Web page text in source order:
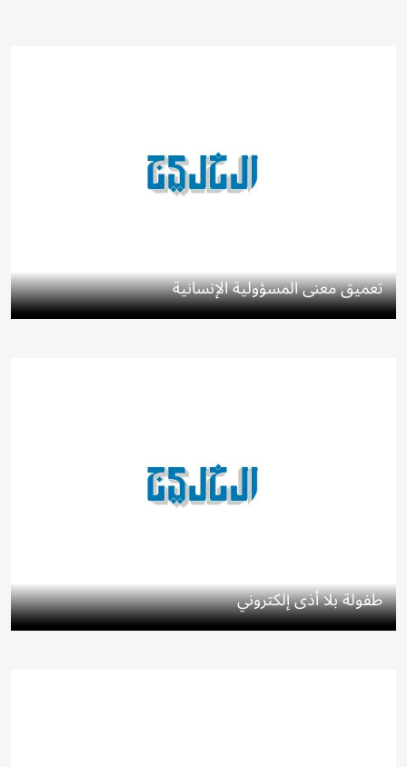
تعميق معنى المسؤولية الإنسانية
طفولة بلا أذى إلكتروني